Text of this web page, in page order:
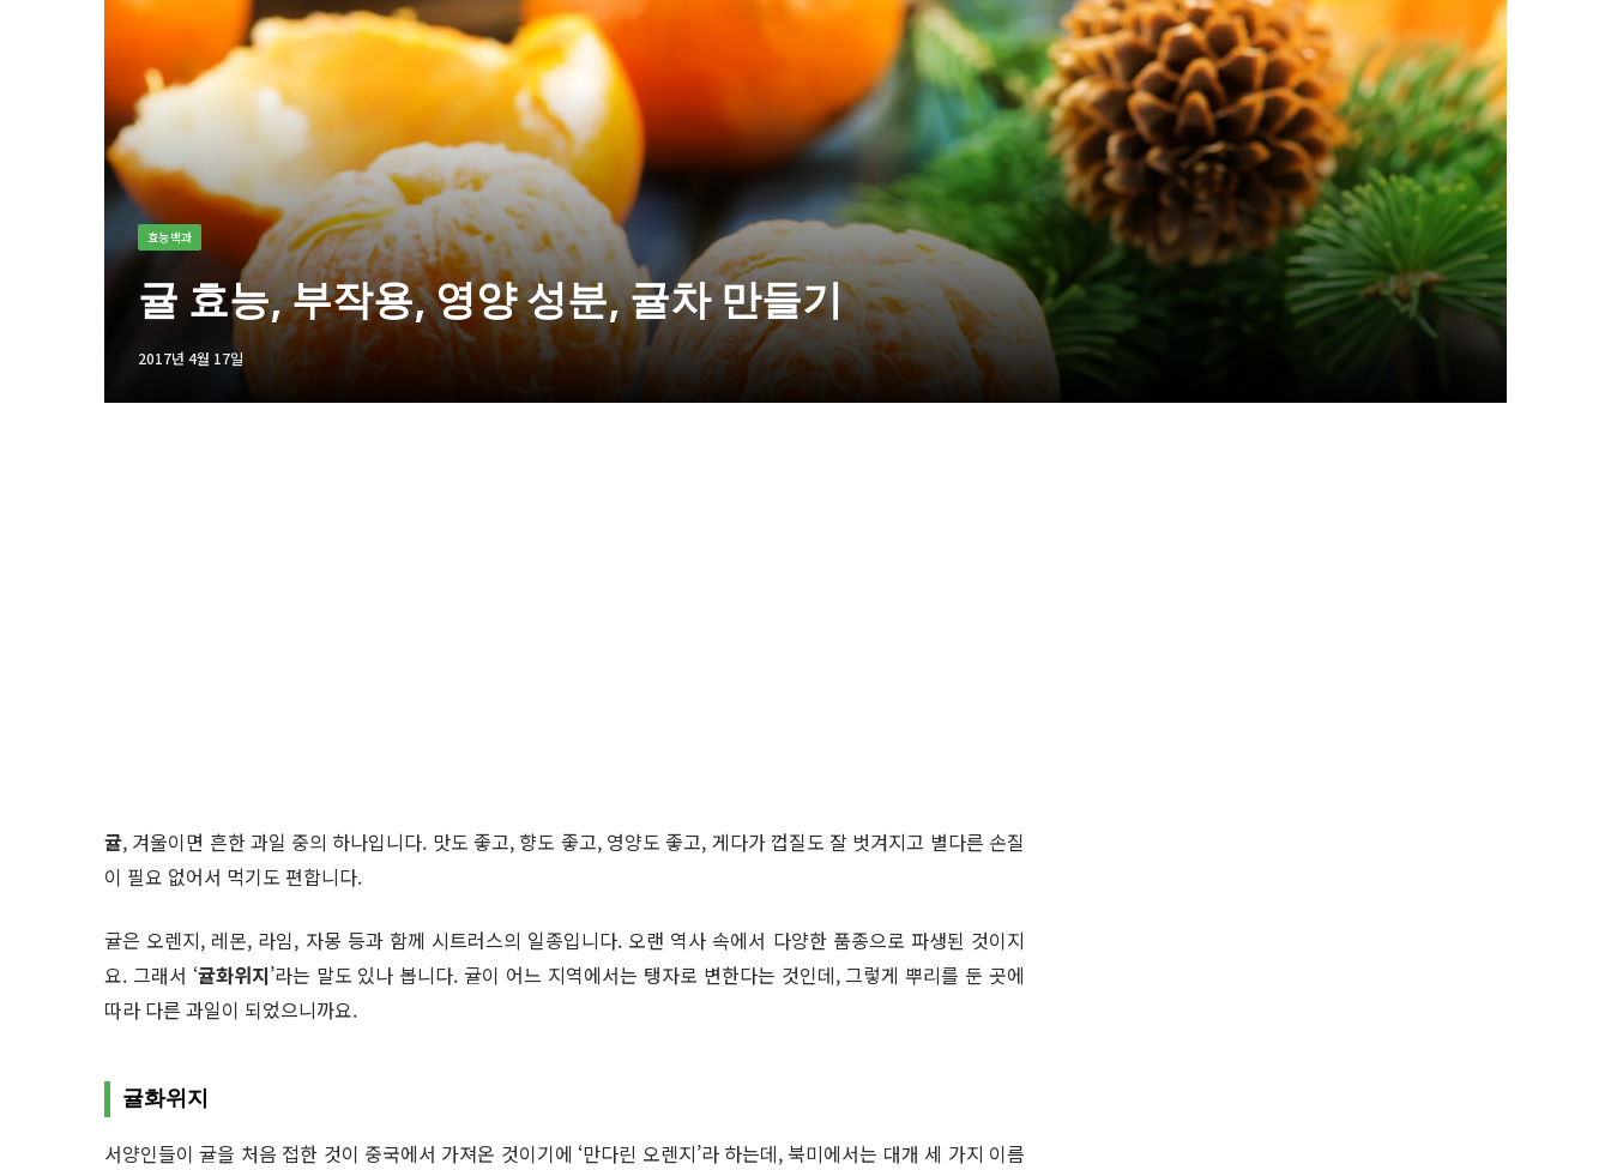
효능백과
귤 효능, 부작용, 영양 성분, 귤차 만들기
2017년 4월 17일
귤, 겨울이면 흔한 과일 중의 하나입니다. 맛도 좋고, 향도 좋고, 영양도 좋고, 게다가 껍질도 잘 벗겨지고 별다른 손질
이 필요 없어서 먹기도 편합니다.
귤은 오렌지, 레몬, 라임, 자몽 등과 함께 시트러스의 일종입니다. 오랜 역사 속에서 다양한 품종으로 파생된 것이지
요. 그래서 ‘귤화위지’라는 말도 있나 봅니다. 귤이 어느 지역에서는 탱자로 변한다는 것인데, 그렇게 뿌리를 둔 곳에
따라 다른 과일이 되었으니까요.
귤화위지
서양인들이 귤을 처음 접한 것이 중국에서 가져온 것이기에 ‘만다린 오렌지’라 하는데, 북미에서는 대개 세 가지 이름